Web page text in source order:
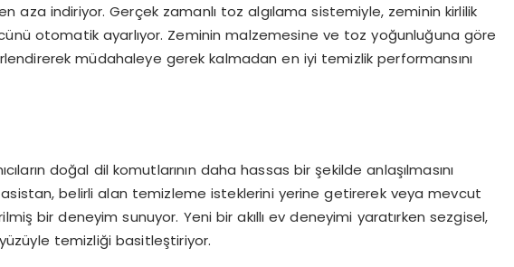
aza indiriyor. Gerçek zamanlı toz algılama sistemiyle, zeminin kirlilik
otomatik ayarlıyor. Zeminin malzemesine ve toz yoğunluğuna göre
müdahaleye gerek kalmadan en iyi temizlik performansını
doğal dil komutlarının daha hassas bir şekilde anlaşılmasını
asistan, belirli alan temizleme isteklerini yerine getirerek veya mevcut
bir deneyim sunuyor. Yeni bir akıllı ev deneyimi yaratırken sezgisel,
temizliği basitleştiriyor.